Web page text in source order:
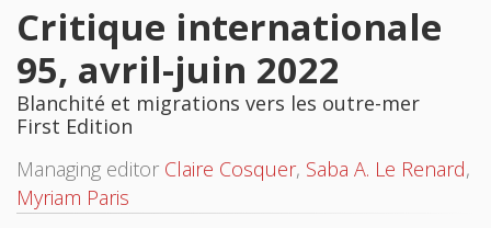
Critique internationale
95, avril-juin 2022
Blanchité et migrations vers les outre-mer
First Edition
Managing editor Claire Cosquer, Saba A. Le Renard,
Myriam Paris